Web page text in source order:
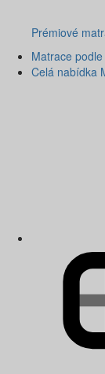
Prémiové
Matrace
Celá nabídka